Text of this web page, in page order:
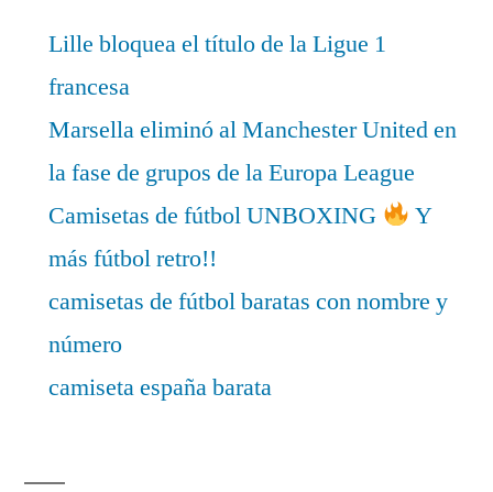
Lille bloquea el título de la Ligue 1
francesa
Marsella eliminó al Manchester United en
la fase de grupos de la Europa League
Camisetas de fútbol UNBOXING
Y
más fútbol retro!!
camisetas de fútbol baratas con nombre y
número
camiseta españa barata